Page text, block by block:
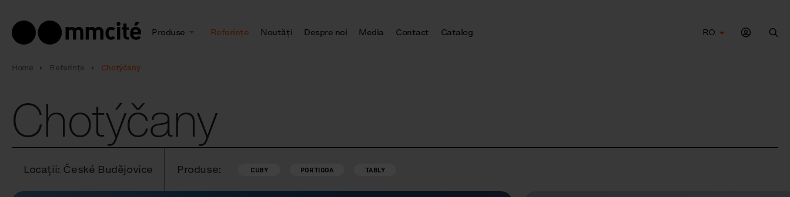
Produse Referințe Noutăţi Despre noi Media Contact Catalog
RO
Home Referințe Chotýčany
Chotýčany
Locații: České Budějovice Produse: CUBY PORTIQOA TABLY